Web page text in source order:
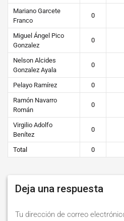
Mariano Garcete
Franco
0
Miguel Ángel Pico
Gonzalez
0
Nelson Alcides
Gonzalez Ayala
0
Pelayo Ramírez 0
Ramón Navarro
Román
0
Virgilio Adolfo
Benítez
0
Total 0
Deja una respuesta
Tu dirección de correo